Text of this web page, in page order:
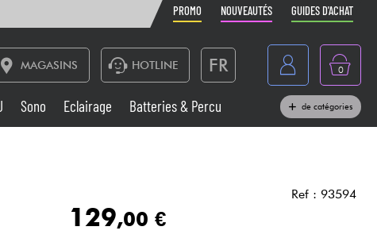
PROMO NOUVEAUTÉS GUIDES D'ACHAT
MAGASINS HOTLINE FR
Belgique
België
Nederland
0
Sono
Sono Eclairage
Batteries & Percu
de catégories
Ref : 93594
129,00 €